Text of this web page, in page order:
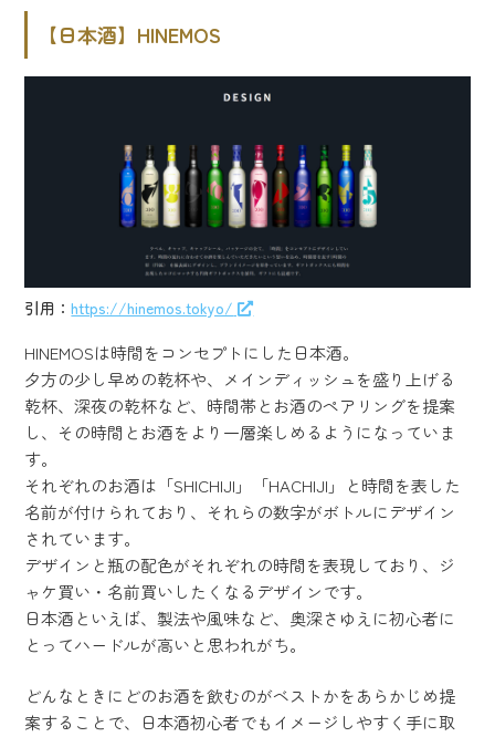
【日本酒】HINEMOS
引用：https://hinemos.tokyo/
HINEMOSは時間をコンセプトにした日本酒。
夕方の少し早めの乾杯や、メインディッシュを盛り上げる
乾杯、深夜の乾杯など、時間帯とお酒のペアリングを提案
し、その時間とお酒をより一層楽しめるようになっていま
す。
それぞれのお酒は「SHICHIJI」「HACHIJI」と時間を表した
名前が付けられており、それらの数字がボトルにデザイン
されています。
デザインと瓶の配色がそれぞれの時間を表現しており、ジ
ャケ買い・名前買いしたくなるデザインです。
日本酒といえば、製法や風味など、奥深さゆえに初心者に
とってハードルが高いと思われがち。
どんなときにどのお酒を飲むのがベストかをあらかじめ提
案することで、日本酒初心者でもイメージしやすく手に取